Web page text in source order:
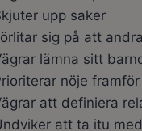
upp saker
sig på att
lämna sitt
nöje
att definiera
att ta itu